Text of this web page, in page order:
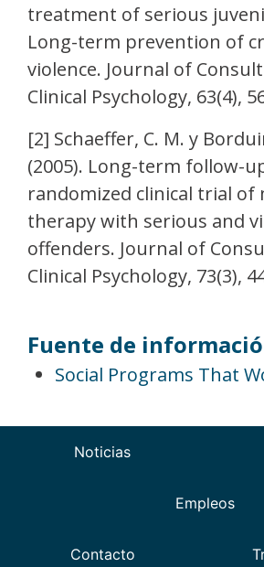
treatment of serious
Long-term prevention of
violence. Journal of
Clinical Psychology, 63(4),
[2] Schaeffer, C. M. y
(2005). Long-term follow-
randomized clinical trial of
therapy with serious and
offenders. Journal of
Clinical Psychology, 73(3),
Fuente de
Social Programs That